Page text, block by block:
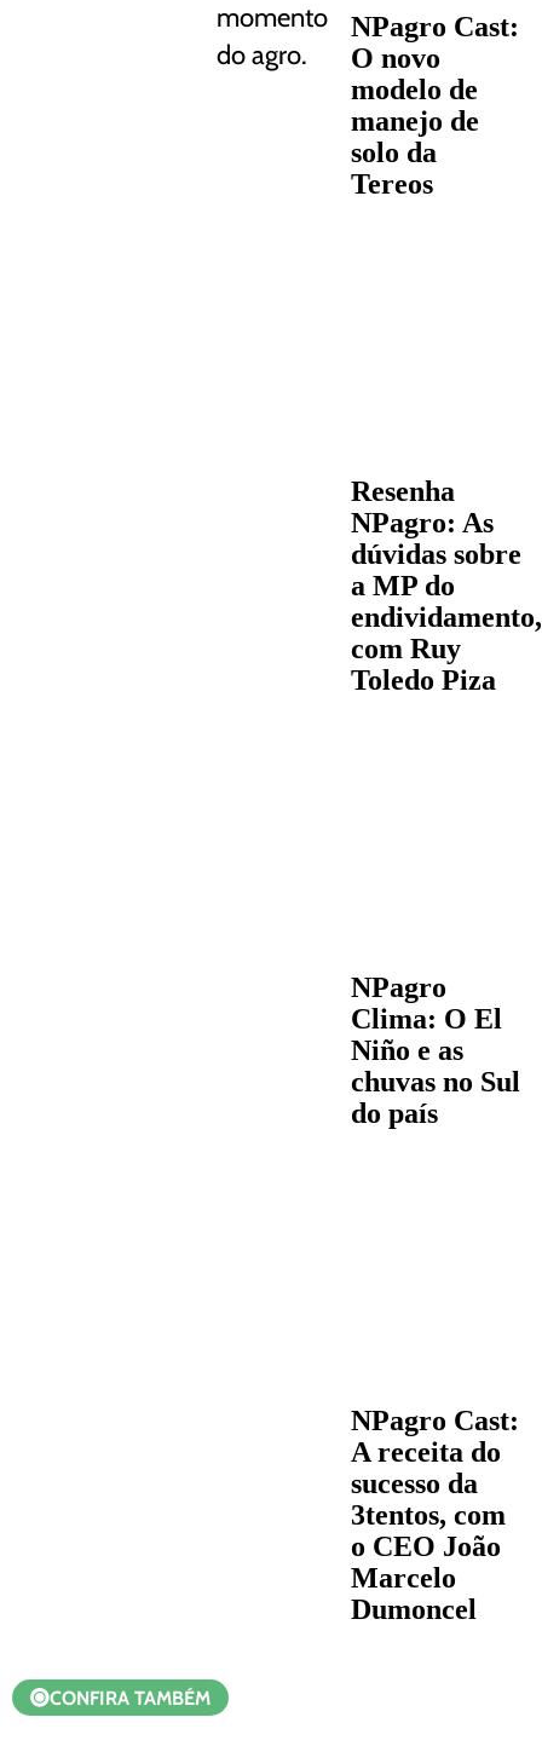
momento
do agro.
NPagro Cast:
O novo
modelo de
manejo de
solo da
Tereos
Resenha
NPagro: As
dúvidas sobre
a MP do
endividamento,
com Ruy
Toledo Piza
NPagro
Clima: O El
Niño e as
chuvas no Sul
do país
NPagro Cast:
A receita do
sucesso da
3tentos, com
o CEO João
Marcelo
Dumoncel
CONFIRA TAMBÉM